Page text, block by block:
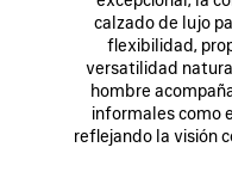
calzado de lujo
flexibilidad,
versatilidad
hombre
informales como
reflejando la visión